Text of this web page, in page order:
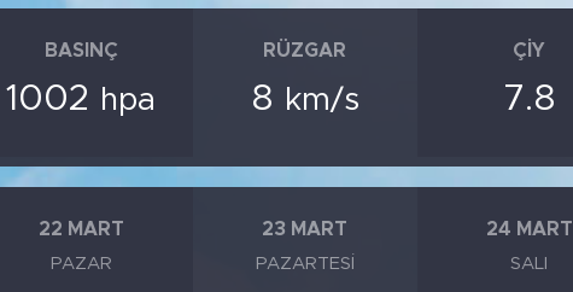
BASINÇ
1002 hpa
RÜZGAR
8 km/s
ÇIY
7.8
22 MART
PAZAR
23 MART
PAZARTESI
24 MART
SALI